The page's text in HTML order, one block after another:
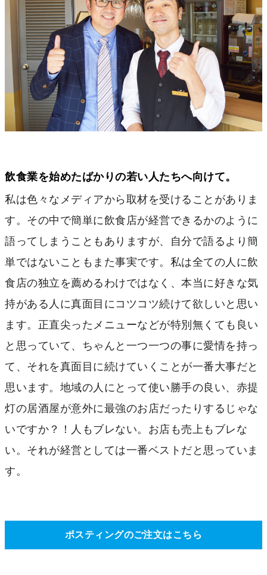
飲食業を始めたばかりの若い人たちへ向けて。
私は色々なメディアから取材を受けることがありま
す。その中で簡単に飲食店が経営できるかのように
語ってしまうこともありますが、自分で語るより簡
単ではないこともまた事実です。私は全ての人に飲
食店の独立を薦めるわけではなく、本当に好きな気
持がある人に真面目にコツコツ続けて欲しいと思い
ます。正直尖ったメニューなどが特別無くても良い
と思っていて、ちゃんと一つ一つの事に愛情を持っ
て、それを真面目に続けていくことが一番大事だと
思います。地域の人にとって使い勝手の良い、赤提
灯の居酒屋が意外に最強のお店だったりするじゃな
いですか？！人もブレない。お店も売上もブレな
い。それが経営としては一番ベストだと思っていま
す。
ポスティングのご注文はこちら